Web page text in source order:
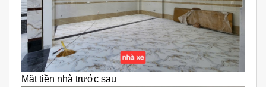
Mặt tiền nhà trước sau